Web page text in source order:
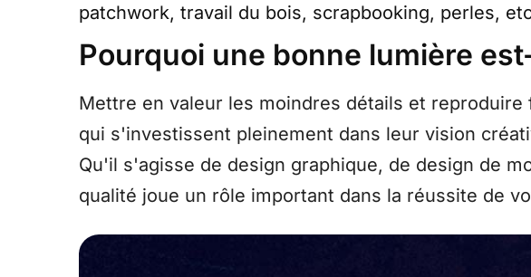
patchwork, travail du bois, scrapbooking, perles,
Pourquoi une bonne lumière
Mettre en valeur les moindres détails et
qui s'investissent pleinement dans leur vision
Qu'il s'agisse de design graphique, de design de
qualité joue un rôle important dans la réussite de